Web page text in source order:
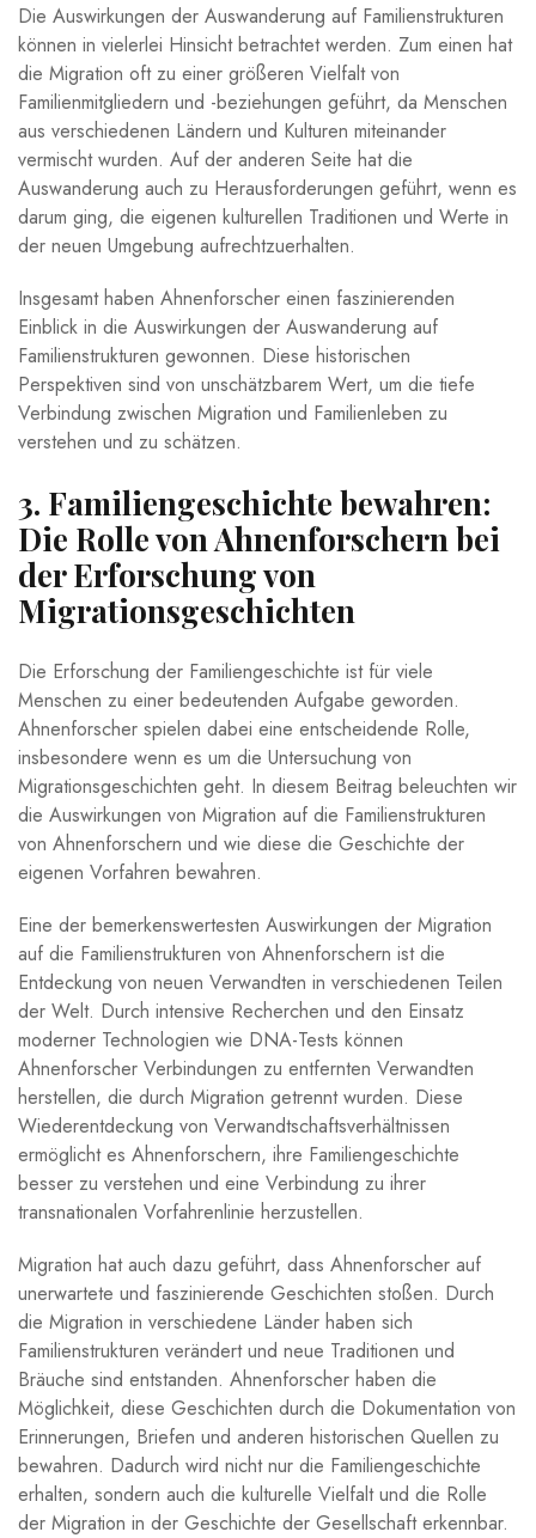
Die Auswirkungen der Auswanderung auf Familienstrukturen⁤
können in vielerlei Hinsicht betrachtet werden. Zum einen hat
die Migration oft zu einer ‍größeren‌ Vielfalt von
Familienmitgliedern und -beziehungen geführt, da Menschen‌
aus verschiedenen Ländern und Kulturen miteinander
vermischt wurden. Auf der ​anderen Seite hat die⁤
Auswanderung auch zu Herausforderungen ‌geführt,​ wenn es
darum ging, die eigenen⁤ kulturellen Traditionen und ⁤Werte in
der neuen Umgebung aufrechtzuerhalten.
Insgesamt‍ haben Ahnenforscher einen faszinierenden
Einblick in die Auswirkungen der Auswanderung auf
Familienstrukturen ‍gewonnen. Diese historischen⁣
Perspektiven sind von unschätzbarem Wert, um die tiefe​
Verbindung⁣ zwischen Migration und Familienleben ⁢zu
verstehen ⁤und zu​ schätzen.
3. Familiengeschichte bewahren:
Die Rolle von Ahnenforschern bei⁢
der Erforschung von
Migrationsgeschichten
Die Erforschung der Familiengeschichte ⁤ist ⁤für viele⁢
Menschen zu einer bedeutenden ⁣Aufgabe⁤ geworden.
Ahnenforscher‍ spielen dabei eine⁢ entscheidende Rolle,
insbesondere wenn⁣ es um die Untersuchung von
Migrationsgeschichten geht. ​In diesem Beitrag beleuchten wir
die ⁤Auswirkungen von ‍Migration ​auf die Familienstrukturen
von ⁤Ahnenforschern und wie diese⁣ die Geschichte der ​
eigenen‌ Vorfahren bewahren.
Eine⁣ der ‌bemerkenswertesten​ Auswirkungen der Migration
auf die Familienstrukturen von Ahnenforschern ist die
Entdeckung von neuen Verwandten in verschiedenen ⁢Teilen⁢
der Welt. Durch ‌intensive Recherchen und‌ den Einsatz
moderner Technologien wie⁤ DNA-Tests​ können
Ahnenforscher Verbindungen zu entfernten ⁣Verwandten​
herstellen, die⁢ durch Migration getrennt wurden. Diese
Wiederentdeckung von Verwandtschaftsverhältnissen
⁤ermöglicht ⁤es ‍Ahnenforschern, ihre ‌Familiengeschichte
besser zu verstehen und eine Verbindung zu ⁣ihrer
transnationalen Vorfahrenlinie herzustellen.
Migration ⁤hat‍ auch dazu geführt,⁢ dass Ahnenforscher auf​
unerwartete und faszinierende ‌Geschichten ⁤stoßen. ⁣Durch
die Migration in verschiedene Länder haben ⁣sich‌
Familienstrukturen verändert ⁤und neue Traditionen und
Bräuche sind entstanden. Ahnenforscher haben die
Möglichkeit, ⁤diese Geschichten durch die ​Dokumentation von
Erinnerungen, Briefen und⁣ anderen historischen Quellen zu
bewahren. Dadurch wird nicht nur‌ die Familiengeschichte
erhalten, sondern auch die kulturelle ‌Vielfalt und⁤ die Rolle
der Migration in der Geschichte der Gesellschaft erkennbar.